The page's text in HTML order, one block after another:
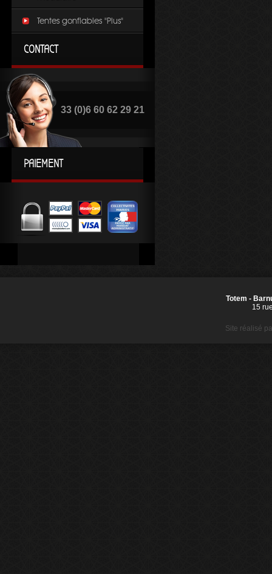
Tentes gonflables "Plus"
CONTACT
33 (0)6 60 62 29 21
PAIEMENT
Totem -
15
Site réalisé